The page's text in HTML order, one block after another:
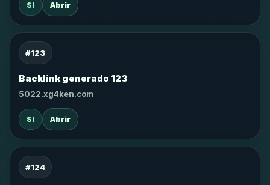
SI Abrir
#123
Backlink generado 123
5022.xg4ken.com
SI Abrir
#124